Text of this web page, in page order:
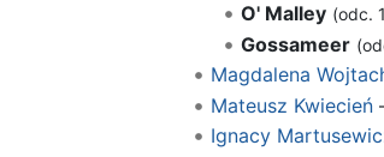
O' Malley (odc.
Gossameer
Magdalena
Mateusz Kwiecień
Ignacy